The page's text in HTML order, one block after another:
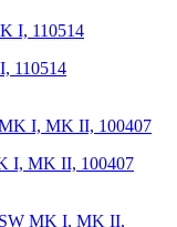
110514
I, MK II, 100407